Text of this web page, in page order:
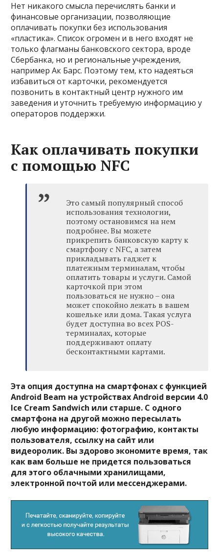
Нет никакого смысла перечислять банки и
финансовые организации, позволяющие
оплачивать покупки без использования
«пластика». Список огромен и в него входят не
только флагманы банковского сектора, вроде
Сбербанка, но и региональные учреждения,
например Ак Барс. Поэтому тем, кто надеяться
избавиться от карточки, рекомендуется
позвонить в контактный центр нужного им
заведения и уточнить требуемую информацию у
операторов поддержки.
Как оплачивать покупки
с помощью NFC
Это самый популярный способ
использования технологии,
поэтому остановимся на нем
подробнее. Вы можете
прикрепить банковскую карту к
смартфону с NFC, а затем
прикладывать гаджет к
платежным терминалам, чтобы
оплатить товары и услуги. Самой
карточкой при этом
пользоваться не нужно – она
может спокойно лежать в вашем
кошельке или дома. Такая услуга
будет доступна во всех POS-
терминалах, которые
поддерживают оплату
бесконтактными картами.
Эта опция доступна на смартфонах с функцией
Android Beam на устройствах Android версии 4.0
Ice Cream Sandwich или старше. С одного
смартфона на другой можно пересылать
любую информацию: фотографию, контакты
пользователя, ссылку на сайт или
видеоролик. Вы здорово экономите время, так
как вам больше не придется пользоваться
для этого облачными хранилищами,
электронной почтой или мессенджерами.